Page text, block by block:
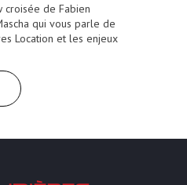
croisée de Fabien
qui vous parle de
Location et les enjeux
Chaudières Location Location de